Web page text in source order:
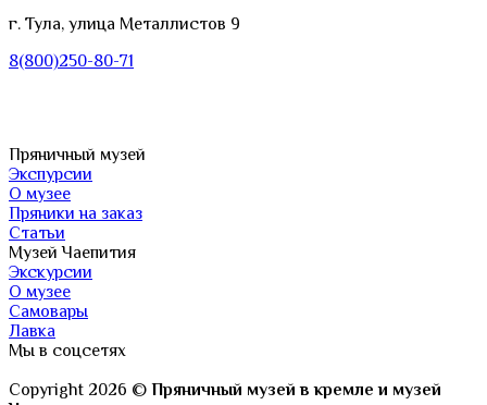
г. Тула, улица Металлистов 9
8(800)250-80-71
Пряничный музей
Экспурсии
О музее
Пряники на заказ
Статьи
Музей Чаепития
Экскурсии
О музее
Самовары
Лавка
Мы в соцсетях
Copyright 2026 © Пряничный музей в кремле и музей